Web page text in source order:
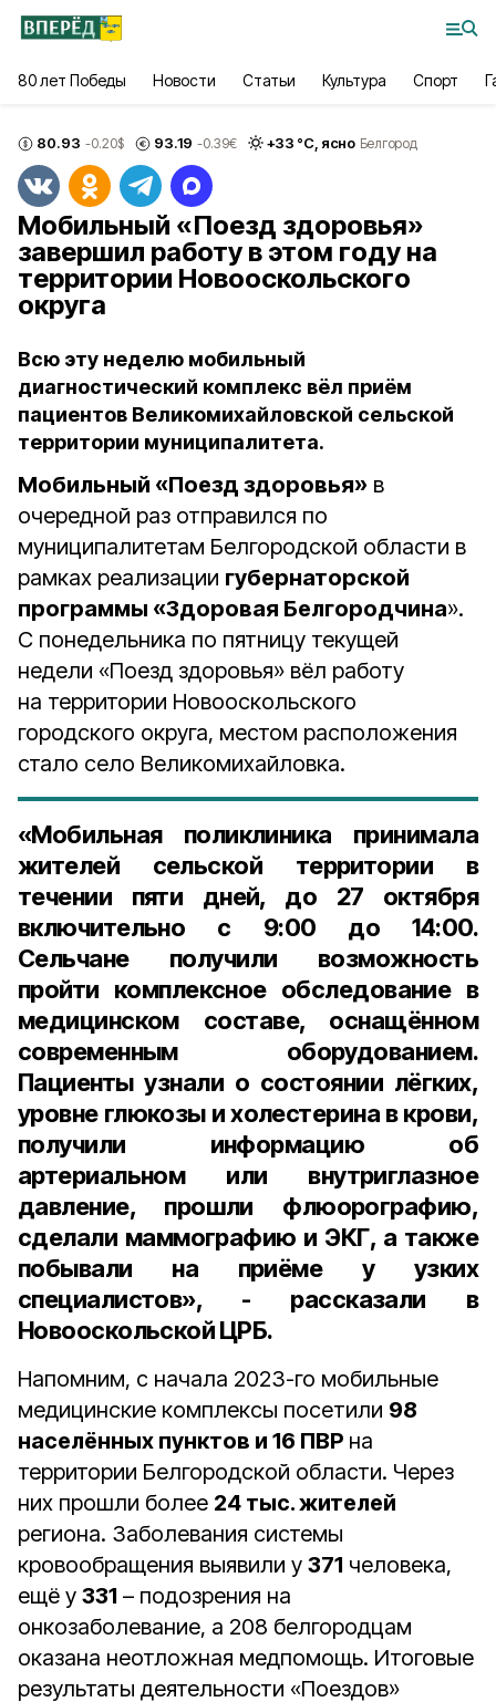
80 лет Победы Новости Статьи Культура Спорт
80.93 -0.20$ 93.19 -0.39€ +33 °С, ясно Белгород
Мобильный «Поезд здоровья»
завершил работу в этом году на
территории Новооскольского
округа
Всю эту неделю мобильный
диагностический комплекс вёл приём
пациентов Великомихайловской сельской
территории муниципалитета.
Мобильный «Поезд здоровья» в
очередной раз отправился по
муниципалитетам Белгородской области в
рамках реализации губернаторской
программы «Здоровая Белгородчина».
С понедельника по пятницу текущей
недели «Поезд здоровья» вёл работу
на территории Новооскольского
городского округа, местом расположения
стало село Великомихайловка.
«Мобильная поликлиника принимала
жителей сельской территории в
течении пяти дней, до 27 октября
включительно с 9:00 до 14:00.
Сельчане получили возможность
пройти комплексное обследование в
медицинском составе, оснащённом
современным оборудованием.
Пациенты узнали о состоянии лёгких,
уровне глюкозы и холестерина в крови,
получили информацию об
артериальном или внутриглазное
давление, прошли флюорографию,
сделали маммографию и ЭКГ, а также
побывали на приёме у узких
специалистов», - рассказали в
Новооскольской ЦРБ.
Напомним, с начала 2023-го мобильные
медицинские комплексы посетили 98
населённых пунктов и 16 ПВР на
территории Белгородской области. Через
них прошли более 24 тыс. жителей
региона. Заболевания системы
кровообращения выявили у 371 человека,
ещё у 331 – подозрения на
онкозаболевание, а 208 белгородцам
оказана неотложная медпомощь. Итоговые
результаты деятельности «Поездов»